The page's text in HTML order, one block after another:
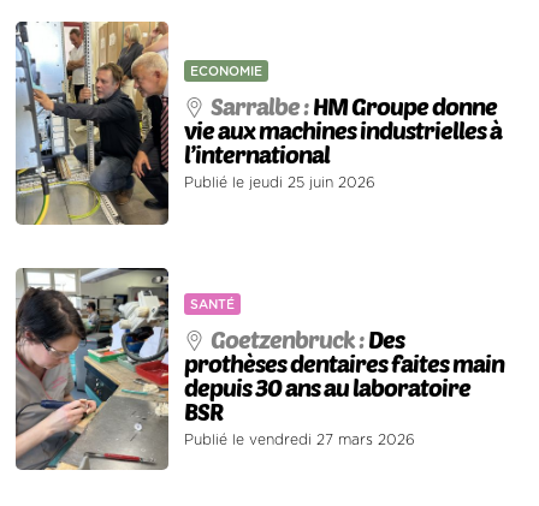
ECONOMIE
Sarralbe :HM Groupe donne
vie aux machines industrielles à
l’international
Publié le jeudi 25 juin 2026
SANTÉ
Goetzenbruck :Des
prothèses dentaires faites main
depuis 30 ans au laboratoire
BSR
Publié le vendredi 27 mars 2026